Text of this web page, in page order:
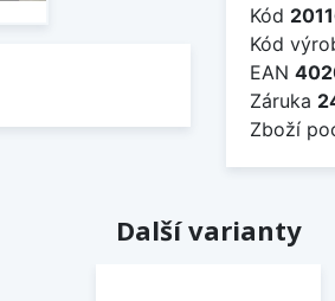
Kód
Kód
EAN
Záruka
Zboží
Další varianty